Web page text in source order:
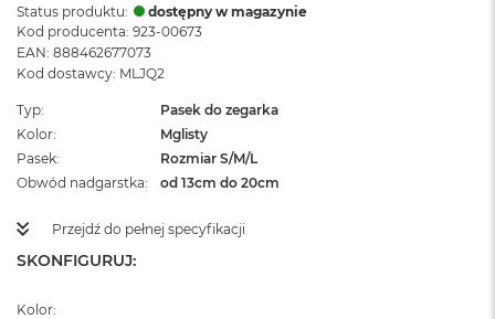
Status produktu:
dostępny w magazynie
Kod producenta: 923-00673
EAN: 888462677073
Kod dostawcy: MLJQ2
Typ
Pasek do zegarka
Kolor
Mglisty
Pasek
Rozmiar S/M/L
Obwód nadgarstka
od 13cm do 20cm
Przejdź do pełnej specyfikacji
SKONFIGURUJ:
Kolor: